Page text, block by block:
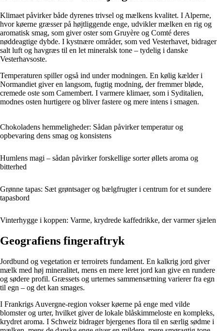
Klimaet påvirker både dyrenes trivsel og mælkens kvalitet. I Alperne,
hvor køerne græsser på højtliggende enge, udvikler mælken en rig og
aromatisk smag, som giver oster som Gruyère og Comté deres
nøddeagtige dybde. I kystnære områder, som ved Vesterhavet, bidrager
salt luft og havgræs til en let mineralsk tone – tydelig i danske
Vesterhavsoste.
Temperaturen spiller også ind under modningen. En kølig kælder i
Normandiet giver en langsom, fugtig modning, der fremmer bløde,
cremede oste som Camembert. I varmere klimaer, som i Syditalien,
modnes osten hurtigere og bliver fastere og mere intens i smagen.
Chokoladens hemmeligheder: Sådan påvirker temperatur og
opbevaring dens smag og konsistens
Humlens magi – sådan påvirker forskellige sorter øllets aroma og
bitterhed
Grønne tapas: Sæt grøntsager og bælgfrugter i centrum for et sundere
tapasbord
Vinterhygge i koppen: Varme, krydrede kaffedrikke, der varmer sjælen
Geografiens fingeraftryk
Jordbund og vegetation er terroirets fundament. En kalkrig jord giver
mælk med høj mineralitet, mens en mere leret jord kan give en rundere
og sødere profil. Græssets og urternes sammensætning varierer fra egn
til egn – og det kan smages.
I Frankrigs Auvergne-region vokser køerne på enge med vilde
blomster og urter, hvilket giver de lokale blåskimmeloste en kompleks,
krydret aroma. I Schweiz bidrager bjergenes flora til en særlig sødme i